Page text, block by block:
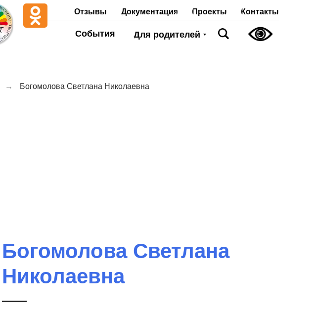
Контакты
Отзывы Документация
События
Проекты
Для родителей
→ Богомолова Светлана Николаевна
Богомолова Светлана
Николаевна